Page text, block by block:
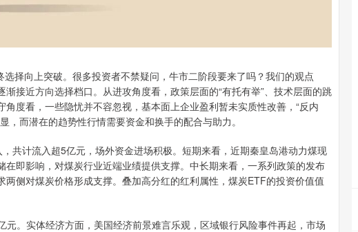
择向上突破。很多投资者不禁疑问，牛市二阶段要来了吗？我们的观点
接近方向选择档口。从进攻角度看，政策层面的“有托有举”、技术层面的跳
度看，一些隐忧并不容忽视，基本面上企业盈利暂未实质性改善，“反内
，而潜在的趋势性行情需要资金和换手的配合与助力。
共计流入超5亿元，场外资金进场积极。短期来看，近期秦皇岛港动力煤现
即影响，对煤炭行业近端业绩提供支撑。中长期来看，一系列政策的发布
侧对煤炭价格形成支撑。叠加高分红的红利属性，煤炭ETF的投资价值值
。实体经济方面，美国经济前景难言乐观，区域银行风险事件再起，市场